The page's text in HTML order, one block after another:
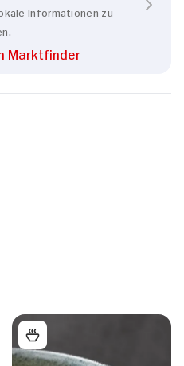
Informationen zu
Marktfinder